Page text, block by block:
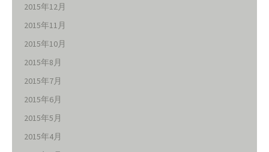
2015年12月
2015年11月
2015年10月
2015年8月
2015年7月
2015年6月
2015年5月
2015年4月